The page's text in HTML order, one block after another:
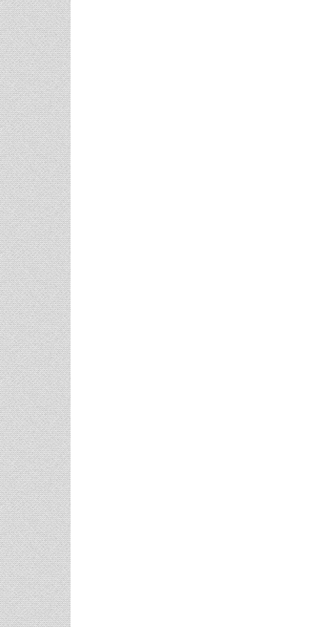
3 Προτάσεις Για Γαμήλιο Ταξίδι
Για Όλα Τα Γούστα!